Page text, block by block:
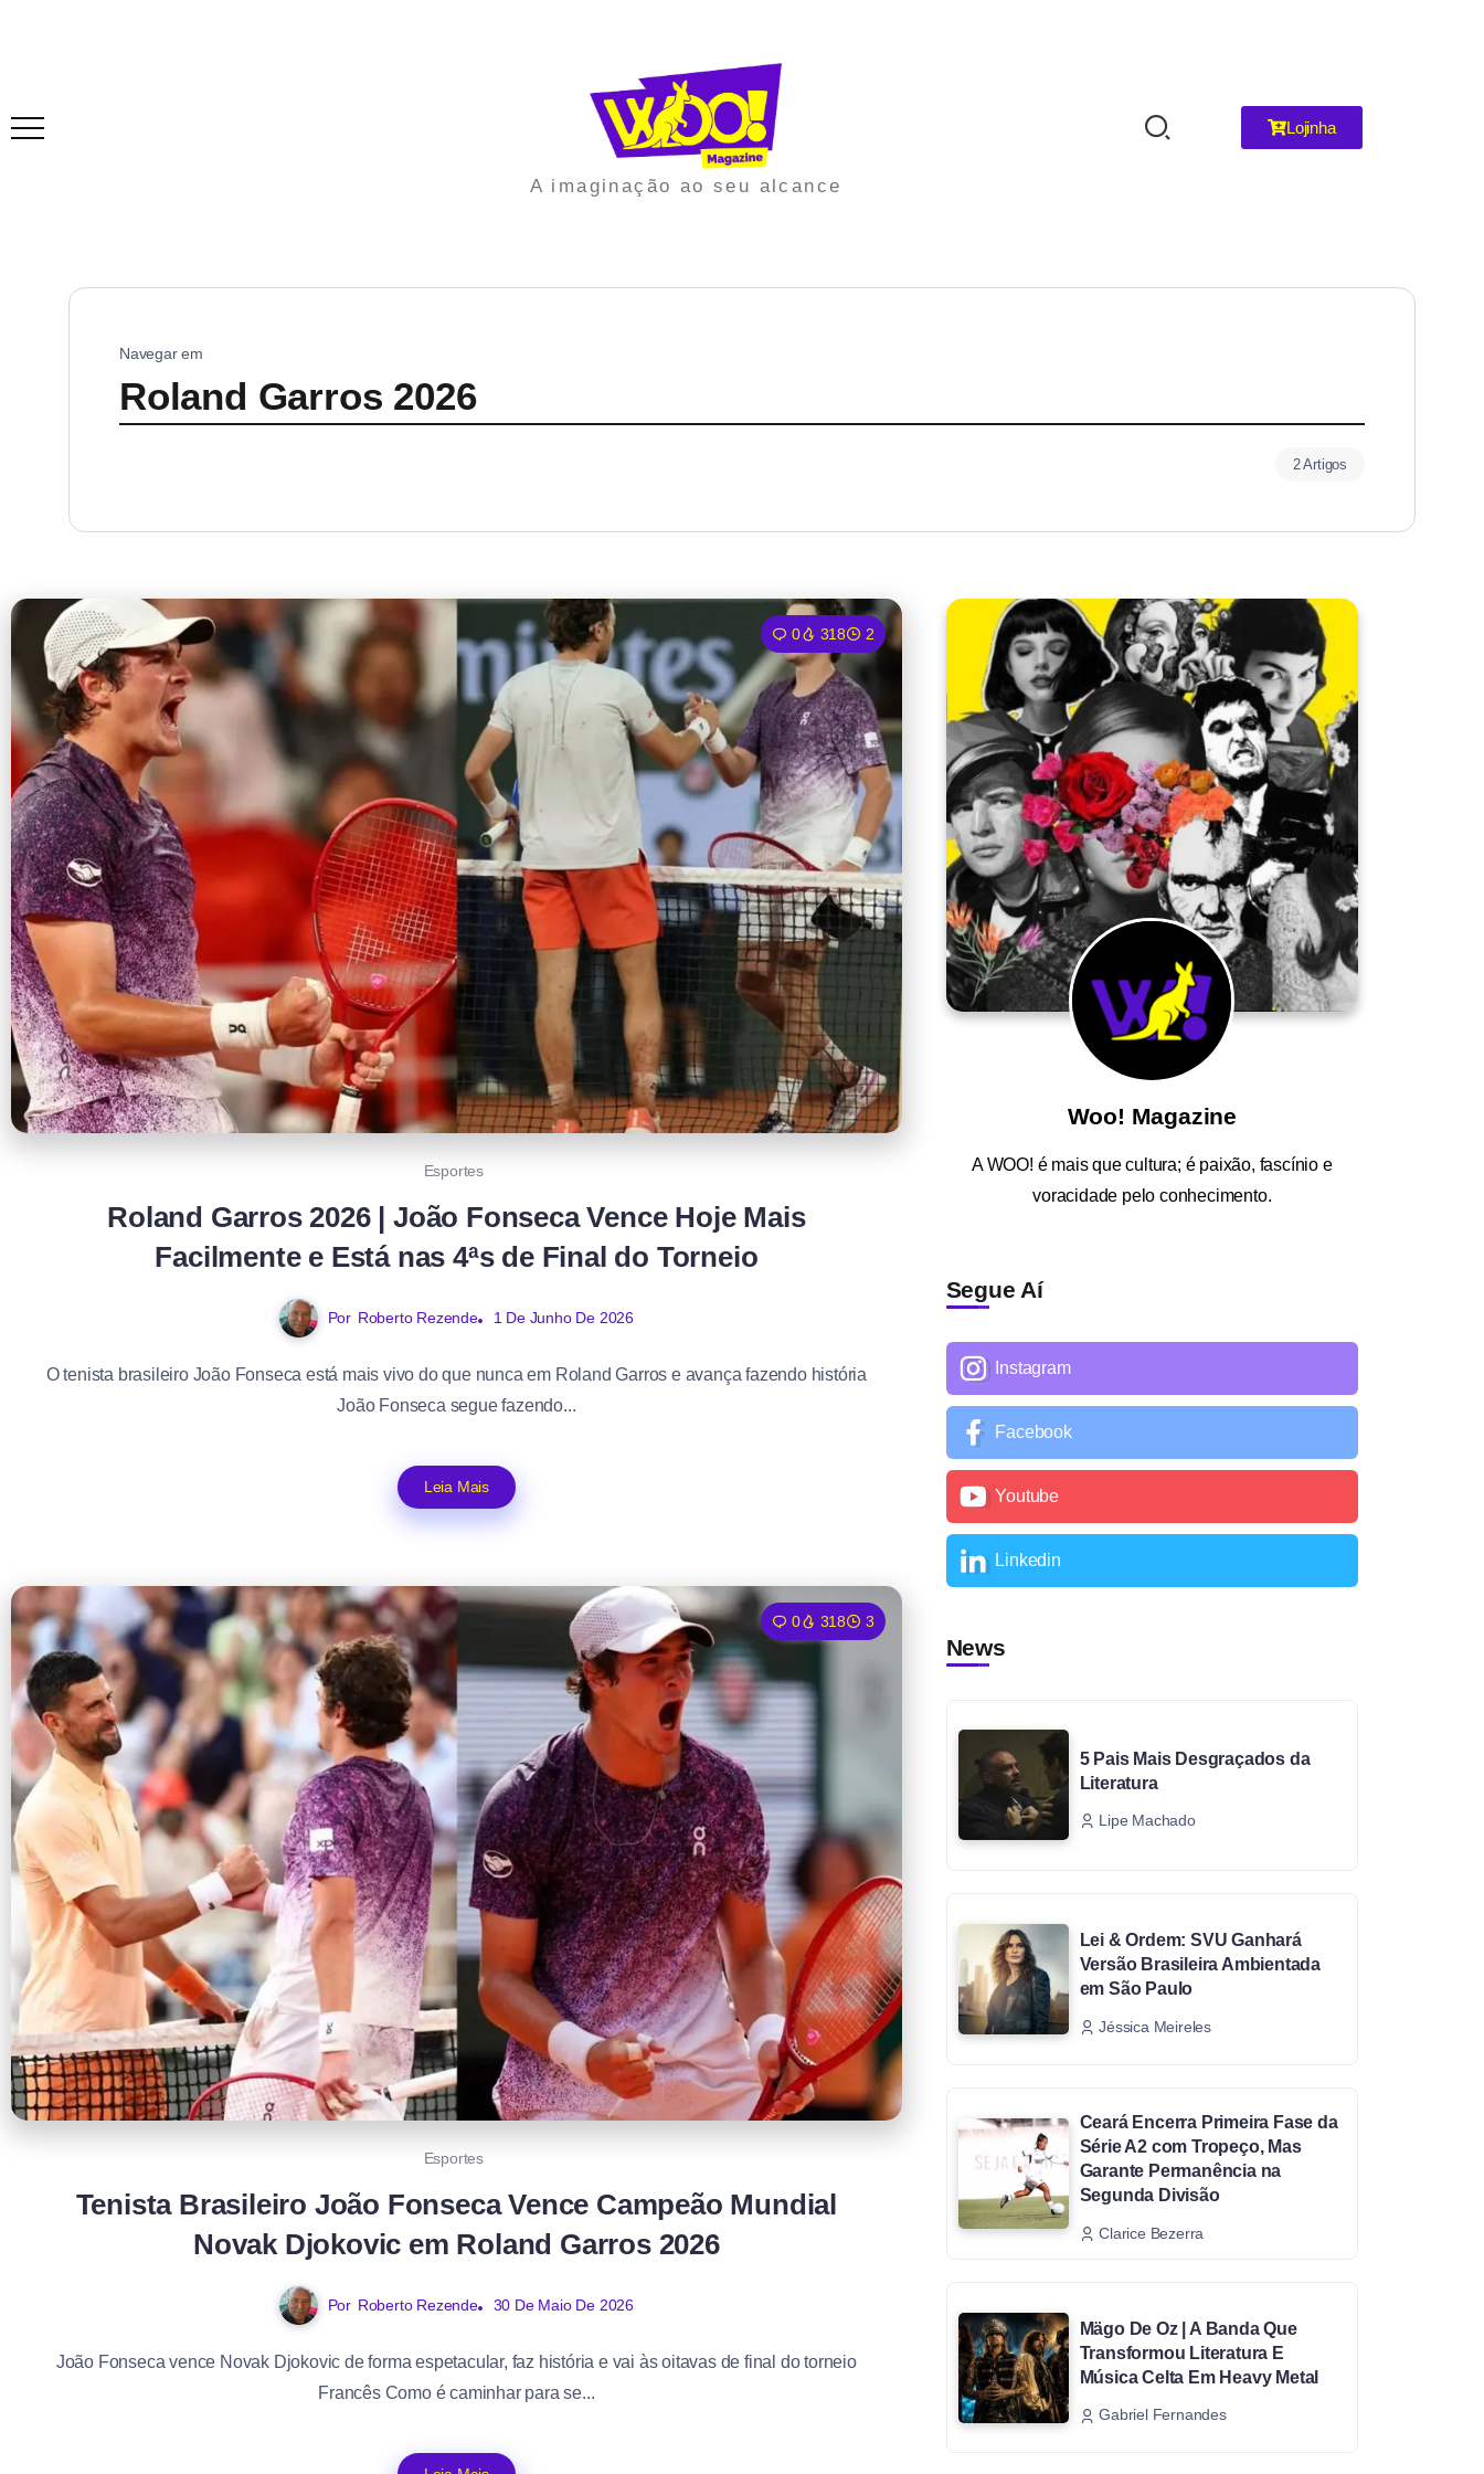
A imaginação ao seu alcance
Lojinha
Navegar em
Roland Garros 2026
2 Artigos
0 318 2
Esportes
Roland Garros 2026 | João Fonseca Vence Hoje Mais
Facilmente e Está nas 4ªs de Final do Torneio
Por Roberto Rezende 1 De Junho De 2026
O tenista brasileiro João Fonseca está mais vivo do que nunca em Roland Garros e avança fazendo história
João Fonseca segue fazendo...
Leia Mais
0 318 3
Esportes
Tenista Brasileiro João Fonseca Vence Campeão Mundial
Novak Djokovic em Roland Garros 2026
Por Roberto Rezende 30 De Maio De 2026
João Fonseca vence Novak Djokovic de forma espetacular, faz história e vai às oitavas de final do torneio
Francês Como é caminhar para se...
Woo! Magazine
AWOO! é mais que cultura; é paixão, fascínio e
voracidade pelo conhecimento.
Segue Aí
Instagram
Facebook
Youtube
Linkedin
News
5 Pais Mais Desgraçados da
Literatura
Lipe Machado
Lei & Ordem: SVU Ganhará
Versão Brasileira Ambientada
em São Paulo
Jéssica Meireles
Ceará Encerra Primeira Fase da
Série A2 com Tropeço, Mas
Garante Permanência na
Segunda Divisão
Clarice Bezerra
Mägo De Oz | A Banda Que
Transformou Literatura E
Música Celta Em Heavy Metal
Gabriel Fernandes